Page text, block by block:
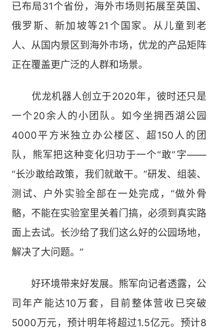
已布局31个省份，海外市场则拓展至英国、
俄罗斯、新加坡等21个国家。从儿童到老
人、从国内景区到海外市场，优龙的产品矩阵
正在覆盖更广泛的人群和场景。
优龙机器人创立于2020年，彼时还只是
一个20余人的小团队。如今坐拥西湖公园
4000平方米独立办公楼区、超150人的团
队，熊军把这种变化归功于一个“敢”字——
“长沙敢给政策，我们就敢干。”研发、组装、
测试、户外实验全部在一处完成，“做外骨
骼，不能在实验室里关着门搞，必须到真实路
面上去试。长沙给了我们这么好的公园场地，
解决了大问题。”
好环境带来好发展。熊军向记者透露，公
司年产能达10万套，目前整体营收已突破
5000万元，预计明年将超过1.5亿元。预计8